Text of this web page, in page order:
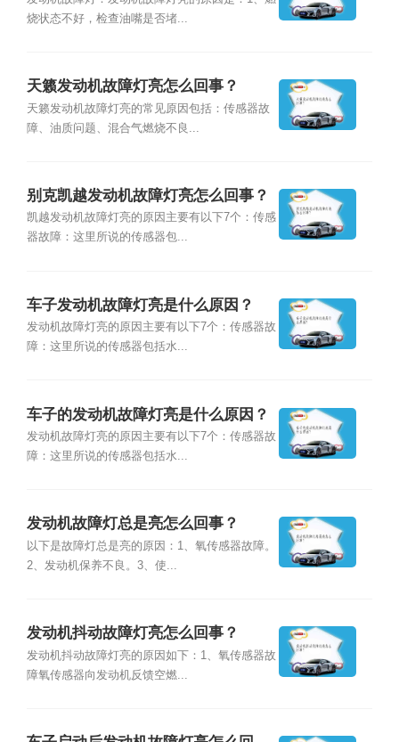
烧状态不好，检查油嘴是否堵...
天籁发动机故障灯亮怎么回事？
天籁发动机故障灯亮的常见原因包括：传感器故
障、油质问题、混合气燃烧不良...
别克凯越发动机故障灯亮怎么回事？
凯越发动机故障灯亮的原因主要有以下7个：传感
器故障：这里所说的传感器包...
车子发动机故障灯亮是什么原因？
发动机故障灯亮的原因主要有以下7个：传感器故
障：这里所说的传感器包括水...
车子的发动机故障灯亮是什么原因？
发动机故障灯亮的原因主要有以下7个：传感器故
障：这里所说的传感器包括水...
发动机故障灯总是亮怎么回事？
以下是故障灯总是亮的原因：1、氧传感器故障。
2、发动机保养不良。3、使...
发动机抖动故障灯亮怎么回事？
发动机抖动故障灯亮的原因如下：1、氧传感器故
障氧传感器向发动机反馈空燃...